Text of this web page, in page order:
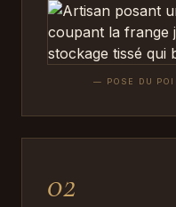
— POSE DU
02